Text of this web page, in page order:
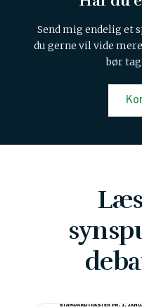
Send mig endelig et
du gerne vil vide
bør